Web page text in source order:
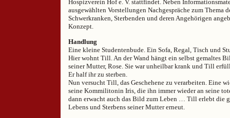
Hospizverein Hof e. V. stattfindet. Neben
ausgewählten Vorstellungen Nachgespräche zum Thema
Schwerkranken, Sterbenden und deren Angehörigen
Konzept.
Handlung
Eine kleine Studentenbude. Ein Sofa, Regal, Tisch und
Hier wohnt Till. An der Wand hängt ein selbst gemaltes
seiner Mutter, Rose. Sie war unheilbar krank und Till
Er half ihr zu sterben.
Nun versucht Till, das Geschehene zu verarbeiten. Eine
seine Kommilitonin Iris, die ihn immer wieder an seine
dann erwacht auch das Bild zum Leben … Till erlebt die
Lebens und Sterbens seiner Mutter erneut.